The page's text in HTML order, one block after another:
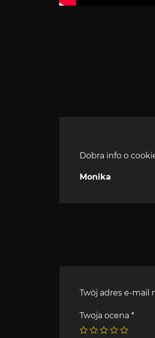
Dobra info o
Monika
Twój adres e-mail
Twoja ocena *